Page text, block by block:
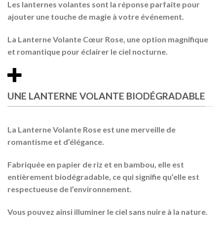
Les lanternes volantes sont la réponse parfaite pour
ajouter une touche de magie à votre événement.
La Lanterne Volante Cœur Rose, une option magnifique
et romantique pour éclairer le ciel nocturne.
UNE LANTERNE VOLANTE BIODÉGRADABLE
La Lanterne Volante Rose est une merveille de
romantisme et d’élégance.
Fabriquée en papier de riz et en bambou, elle est
entièrement biodégradable, ce qui signifie qu’elle est
respectueuse de l’environnement.
Vous pouvez ainsi illuminer le ciel sans nuire à la nature.